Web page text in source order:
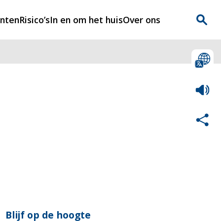
Risico’sIn en om het huisOver ons
Blijf op de hoogte